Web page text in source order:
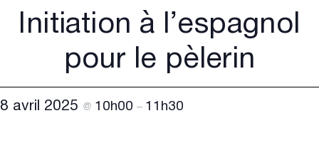
Initiation à l’espagnol
pour le pèlerin
8 avril 2025 @ 10h00 – 11h30